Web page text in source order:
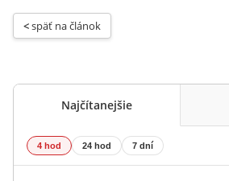
< späť na článok
Najčítanejšie
4 hod 24 hod 7 dní